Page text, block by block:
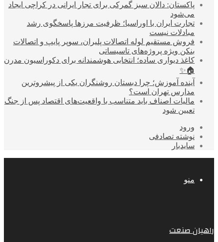
پاکستان: دالان سبز گمرکی برای تجار ایرانی در کراچی ایجاد
می‌شود
تجارت ایران با اوراسیا؛ ظرفیت مرزها پاسخگوی رشد
مبادلات نیست
فروش مستقیم لوله اتصالات پلیران، سوپر پایپ و اتصالات
بنکن ویژه پروژه‌های تاسیساتی
کاغذ دیواری ساده؛ انتخابی هوشمندانه برای دکوراسیون مدرن
🏠✨
آینده آموزش؛ چرا دبستان روشنگران یکی از پیشروترین
مدارس تهران است؟
مالیات اصناف باید متناسب با واقعیت‌های اقتصاد پس از جنگ
تعیین شود
ورود
نوشته تصادفی
سایدبار
منو
راهیان صنعت